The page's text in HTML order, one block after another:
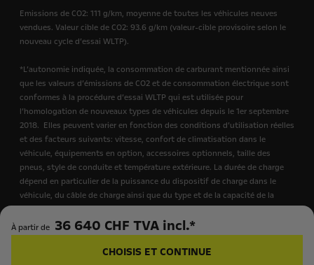
À partir de 36 640 CHF TVA incl.*
CHOISIS ET CONTINUE
Emissions de CO2: 111 g/km, moyenne de toutes les véhicules neuves
vendues. Valeur cible de CO2: 93.6 g/km (valeur-cible provisoire selon le
nouveau cycle d’essai WLTP).
*L’autonomie indiquée, la consommation de carburant mentionnée ainsi
que les valeurs d’émissions de CO2 et de consommation électrique sont
conformes à la procédure d’essai WLTP qui est utilisée pour
l’homologation de nouveaux types de véhicules depuis le 1er septembre
2018. Elles peuvent varier en fonction des conditions d’utilisation réelles
et des facteurs suivants: vitesse, confort de climatisation dans le
véhicule, équipements en option, accessoires optionnels, taille des
pneus, style de conduite et température extérieure. La durée de charge
dépend en particulier de la puissance du dispositif de charge dans le
véhicule, du câble de charge ainsi que du type et de la capacité de la
Clique ici pour plus d'informations sur la procédure d’essai WLTP.